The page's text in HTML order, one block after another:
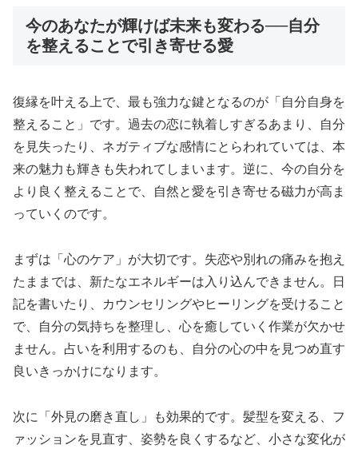
今のあなたが輝けば未来も変わる──自分
を整えることで引き寄せる愛
復縁を叶える上で、最も強力な鍵となるのが「自分自身を
整えること」です。過去の恋に執着しすぎるあまり、自分
を見失ったり、ネガティブな感情にとらわれていては、本
来の魅力も輝きも失われてしまいます。逆に、今の自分を
より良く整えることで、自然と愛を引き寄せる磁力が高ま
っていくのです。
まずは「心のケア」が大切です。失恋や別れの痛みを抱え
たままでは、新たなエネルギーは入り込んできません。日
記を書いたり、カウンセリングやヒーリングを受けること
で、自分の気持ちを整理し、心を癒していく作業が欠かせ
ません。占いを利用するのも、自分の心の中を見つめ直す
良いきっかけになります。
次に「外見の磨き直し」も効果的です。髪型を変える、フ
ァッションを見直す、姿勢を良くするなど、小さな変化が